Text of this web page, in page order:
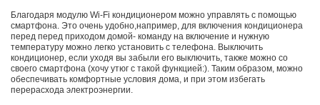
Благодаря модулю Wi-Fi кондиционером можно управлять с помощью
смартфона. Это очень удобно,например, для включения кондиционера
перед перед приходом домой- команду на включение и нужную
температуру можно легко установить с телефона. Выключить
кондиционер, если уходя вы забыли его выключить, также можно со
своего смартфона (хочу утюг с такой функцией:). Таким образом, можно
обеспечивать комфортные условия дома, и при этом избегать
перерасхода электроэнергии.